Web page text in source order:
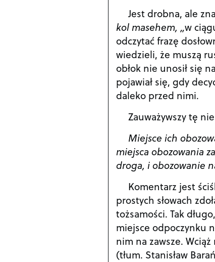
Jest drobna, ale
kol masehem, „w
odczytać frazę
wiedzieli, że muszą
obłok nie unosił się
pojawiał się, gdy
daleko przed nimi.
Zauważywszy tę
Miejsce ich
miejsca obozowania
droga, i obozowanie
Komentarz jest
prostych słowach
tożsamości. Tak
miejsce odpoczynku
nim na zawsze.
(tłum. Stanisław